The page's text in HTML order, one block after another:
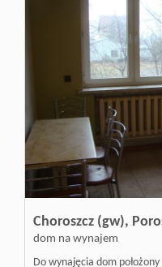
Choroszcz (gw),
dom na wynajem
Do wynajęcia dom